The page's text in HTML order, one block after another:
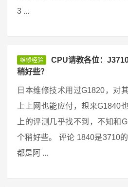
3 ...
维修经验
CPU请教各位：
稍好些？
日本维修技术用过G1820，对
上上网也能应付，想来G1840
上的评测几乎找不到，不知和
个稍好些。 评论 1840是3710
都是阿 ...